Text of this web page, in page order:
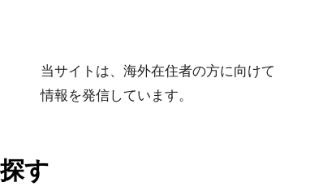
当サイトは、海外在住者の方に向けて
情報を発信しています。
探す